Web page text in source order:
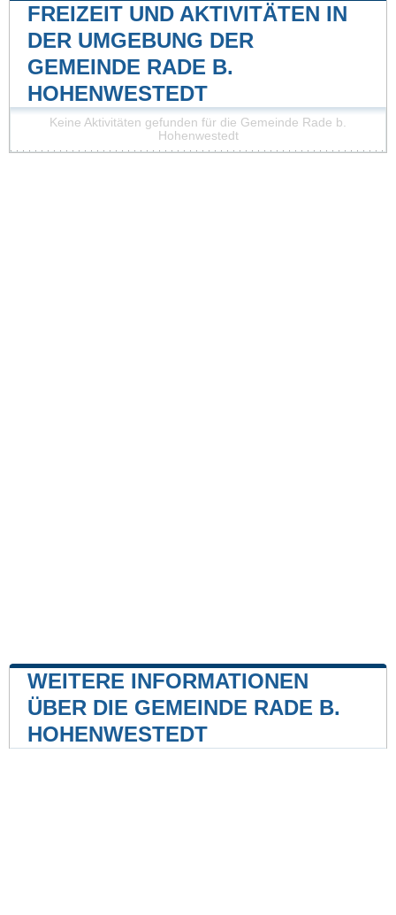
FREIZEIT UND AKTIVITÄTEN IN
DER UMGEBUNG DER
GEMEINDE RADE B.
HOHENWESTEDT
Keine Aktivitäten gefunden für die Gemeinde Rade b.
Hohenwestedt
WEITERE INFORMATIONEN
ÜBER DIE GEMEINDE RADE B.
HOHENWESTEDT